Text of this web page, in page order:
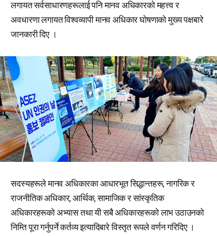
लगायत सर्वसाधारणहरूलाई पनि मानव अधिकारको महत्त्व र
अवधारणा लगायत विश्वव्यापी मानव अधिकार घोषणाको मुख्य पक्षबारे
जानकारी दिए ।
सदस्यहरूले मानव अधिकारका आधारभूत सिद्धान्तहरू, नागरिक र
राजनीतिक अधिकार, आर्थिक, सामाजिक र सांस्कृतिक
अधिकारहरूको अभ्यास तथा यी सबै अधिकारहरूको लाभ उठाउनको
निम्ति पूरा गर्नुपर्ने कर्तव्य इत्यादिबारे विस्तृत रूपले वर्णन गरिदिए ।